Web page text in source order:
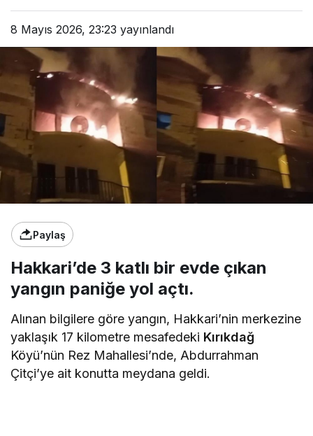
8 Mayıs 2026, 23:23 yayınlandı
Paylaş
Hakkari’de 3 katlı bir evde çıkan
yangın paniğe yol açtı.
Alınan bilgilere göre yangın, Hakkari’nin merkezine
yaklaşık 17 kilometre mesafedeki Kırıkdağ
Köyü’nün Rez Mahallesi’nde, Abdurrahman
Çitçi’ye ait konutta meydana geldi.